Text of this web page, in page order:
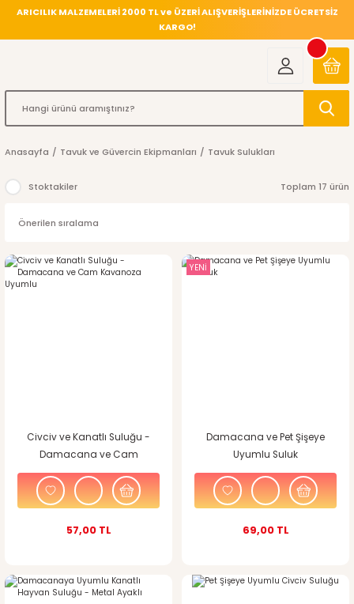
ARICILIK MALZEMELERİ 2000 TL ve ÜZERİ ALIŞVERİŞLERİNİZDE ÜCRETSİZ
KARGO!
Anasayfa Tavuk ve Güvercin Ekipmanları Tavuk Sulukları
Stoktakiler Toplam 17 ürün
Civciv ve Kanatlı Suluğu -
Damacana ve Cam
Kavanoza Uyumlu
57,00 TL
YENİ
Damacana ve Pet Şişeye
Uyumlu Suluk
69,00 TL